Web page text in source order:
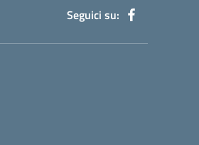
Seguici su: